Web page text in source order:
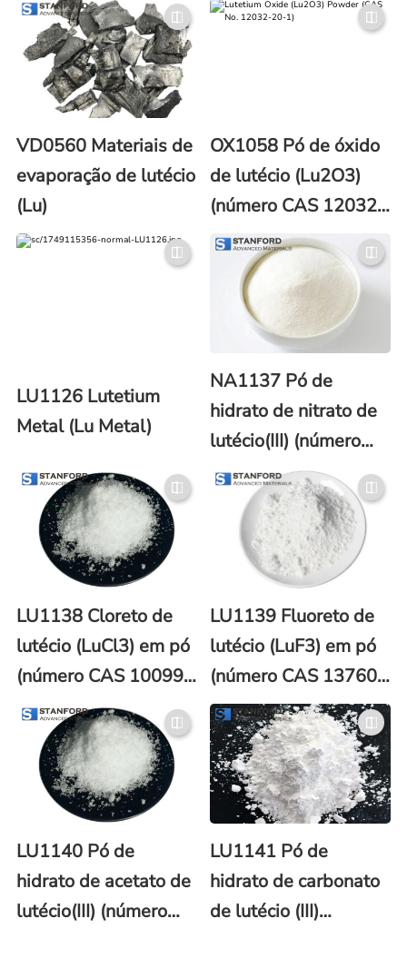
VD0560 Materiais de
evaporação de lutécio
(Lu)
OX1058 Pó de óxido
de lutécio (Lu2O3)
(número CAS 12032-
20-1)
LU1126 Lutetium
Metal (Lu Metal)
NA1137 Pó de
hidrato de nitrato de
lutécio(III) (número
CAS 100641-16-5)
LU1138 Cloreto de
lutécio (LuCl3) em pó
(número CAS 10099-
66-8)
LU1139 Fluoreto de
lutécio (LuF3) em pó
(número CAS 13760-
81-1)
LU1140 Pó de
hidrato de acetato de
lutécio(III) (número
LU1141 Pó de
hidrato de carbonato
de lutécio (III)